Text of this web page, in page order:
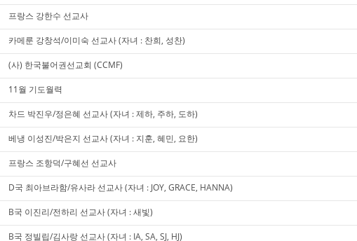
프랑스 강한수 선교사
카메룬 강창석/이미숙 선교사 (자녀 : 찬희, 성찬)
(사) 한국불어권선교회 (CCMF)
11월 기도월력
차드 박진우/정은혜 선교사 (자녀 : 제하, 주하, 도하)
베냉 이성진/박은지 선교사 (자녀 : 지훈, 혜민, 요한)
프랑스 조항덕/구혜선 선교사
D국 최아브라함/유사라 선교사 (자녀 : JOY, GRACE, HANNA)
B국 이진리/전하리 선교사 (자녀 : 새빛)
B국 정빌립/김사랑 선교사 (자녀 : IA, SA, SJ, HJ)